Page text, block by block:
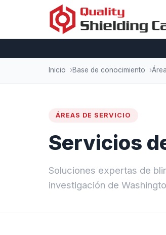
Inicio Base de conocimiento
ÁREAS DE SERVICIO
Servicios
Soluciones expertas de
investigación de